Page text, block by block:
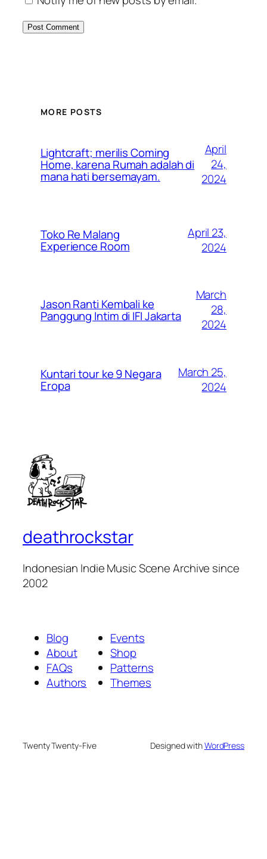
MORE POSTS
Lightcraft; merilis Coming
Home, karena Rumah adalah di
mana hati bersemayam.
April
24,
2024
Toko Re Malang
Experience Room
April 23,
2024
Jason Ranti Kembali ke
Panggung Intim di IFI Jakarta
March
28,
2024
Kuntari tour ke 9 Negara
Eropa
March 25,
2024
deathrockstar
Indonesian Indie Music Scene Archive since
2002
Blog
About
FAQs
Authors
Events
Shop
Patterns
Themes
Twenty Twenty-Five Designed withWordPress